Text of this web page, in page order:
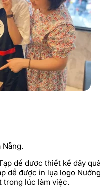
Nẵng.
dề được thiết kế dây
được in lụa logo
trong lúc làm việc.